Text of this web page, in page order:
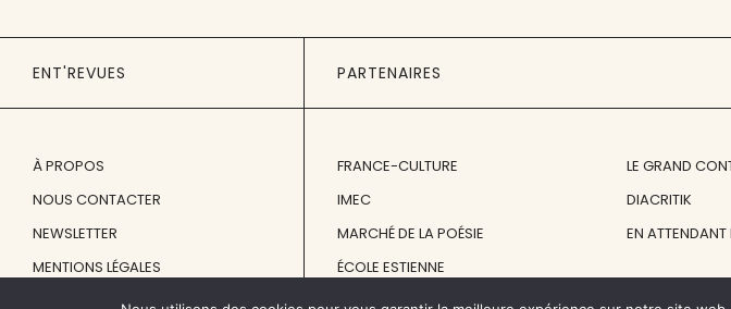
ENT'REVUES
À PROPOS
NOUS CONTACTER
NEWSLETTER
MENTIONS LÉGALES
PARTENAIRES
FRANCE-CULTURE
IMEC
MARCHÉ DE LA POÉSIE
ÉCOLE ESTIENNE
LE GRAND
DIACRITIK
EN